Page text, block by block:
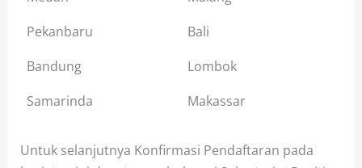
Pekanbaru
Bali
Bandung
Lombok
Samarinda
Makassar
Untuk selanjutnya Konfirmasi Pendaftaran pada